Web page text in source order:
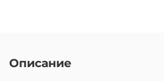
Описание